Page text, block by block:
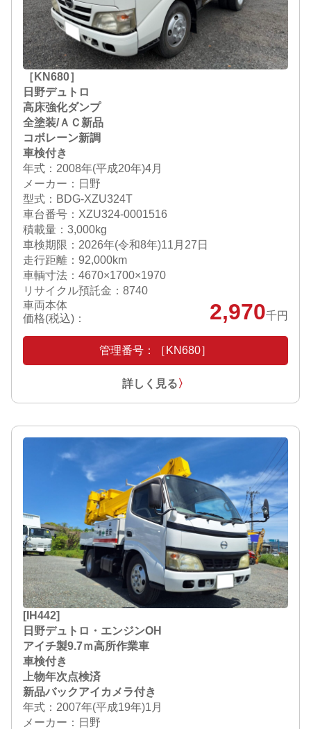
［KN680］
日野デュトロ
高床強化ダンプ
全塗装/ＡＣ新品
コボレーン新調
車検付き
年式：2008年(平成20年)4月
メーカー：日野
型式：BDG-XZU324T
車台番号：XZU324-0001516
積載量：3,000kg
車検期限： 2026年(令和8年)11月27日
走行距離：92,000km
車輌寸法：4670×1700×1970
リサイクル預託金：8740
車両本体
価格(税込)：
2,970千円
管理番号：［KN680］
詳しく見る〉
[IH442]
日野デュトロ・エンジンOH
アイチ製9.7ｍ高所作業車
車検付き
上物年次点検済
新品バックアイカメラ付き
年式：2007年(平成19年)1月
メーカー：日野